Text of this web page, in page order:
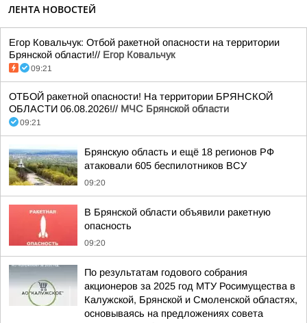
ЛЕНТА НОВОСТЕЙ
Егор Ковальчук: Отбой ракетной опасности на территории
Брянской области!// Егор Ковальчук
09:21
ОТБОЙ ракетной опасности! На территории БРЯНСКОЙ
ОБЛАСТИ 06.08.2026!// МЧС Брянской области
09:21
Брянскую область и ещё 18 регионов РФ
атаковали 605 беспилотников ВСУ
09:20
В Брянской области объявили ракетную
опасность
09:20
По результатам годового собрания
акционеров за 2025 год МТУ Росимущества в
Калужской, Брянской и Смоленской областях,
основываясь на предложениях совета